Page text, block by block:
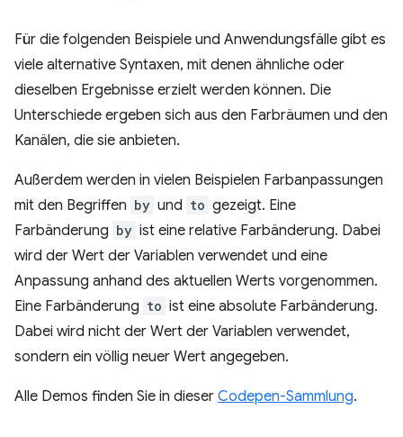
Für die folgenden Beispiele und Anwendungsfälle gibt es
viele alternative Syntaxen, mit denen ähnliche oder
dieselben Ergebnisse erzielt werden können. Die
Unterschiede ergeben sich aus den Farbräumen und den
Kanälen, die sie anbieten.
Außerdem werden in vielen Beispielen Farbanpassungen
mit den Begriffen by und to gezeigt. Eine
Farbänderung by ist eine relative Farbänderung. Dabei
wird der Wert der Variablen verwendet und eine
Anpassung anhand des aktuellen Werts vorgenommen.
Eine Farbänderung to ist eine absolute Farbänderung.
Dabei wird nicht der Wert der Variablen verwendet,
sondern ein völlig neuer Wert angegeben.
Alle Demos finden Sie in dieser Codepen-Sammlung.